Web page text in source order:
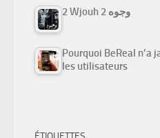
2 Wjouh 2 وجوه
Pourquoi BeReal n’a
les utilisateurs